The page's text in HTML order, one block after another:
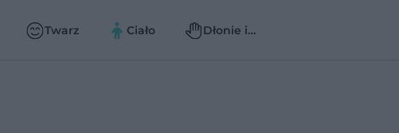
Twarz Ciało
Dłonie i